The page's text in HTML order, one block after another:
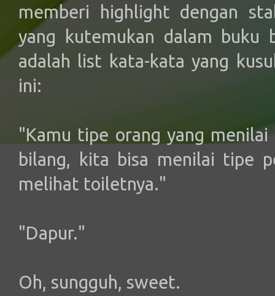
memberi highlight dengan
yang kutemukan dalam buku
adalah list kata-kata yang
ini:
"Kamu tipe orang yang
bilang, kita bisa menilai tipe
melihat toiletnya."
"Dapur."
Oh, sungguh, sweet.